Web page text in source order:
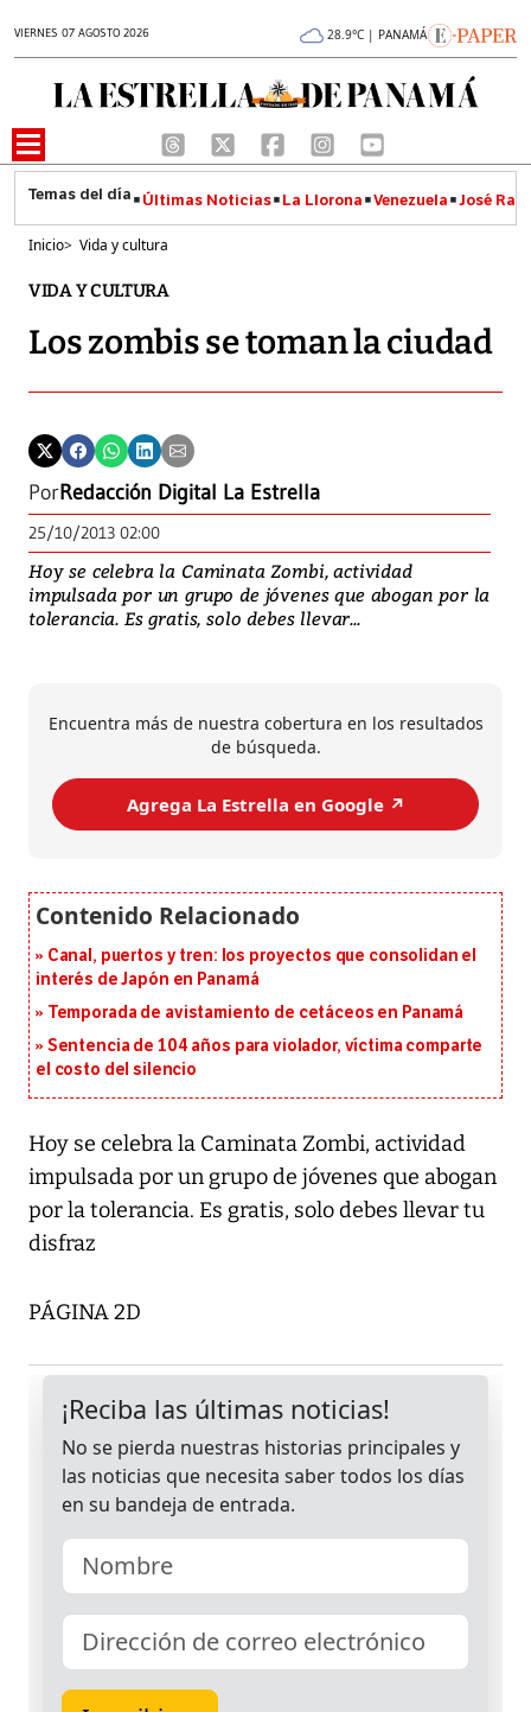
VIERNES 07 AGOSTO 2026 28.9°C | PANAMÁ
Últimas Noticias La Llorona Venezuela José
Inicio> Vida y cultura
VIDA Y CULTURA
Los zombis se toman la ciudad
PorRedacción Digital La Estrella
25/10/2013 02:00
Hoy se celebra la Caminata Zombi, actividad
impulsada por un grupo de jóvenes que abogan por la
tolerancia. Es gratis, solo debes llevar...
Encuentra más de nuestra cobertura en los resultados
de búsqueda.
Agrega La Estrella en Google ↗️
Canal, puertos y tren: los proyectos que consolidan el
interés de Japón en Panamá
Temporada de avistamiento de cetáceos en Panamá
Sentencia de 104 años para violador, víctima comparte
el costo del silencio
Hoy se celebra la Caminata Zombi, actividad
impulsada por un grupo de jóvenes que abogan
por la tolerancia. Es gratis, solo debes llevar tu
disfraz
PÁGINA 2D